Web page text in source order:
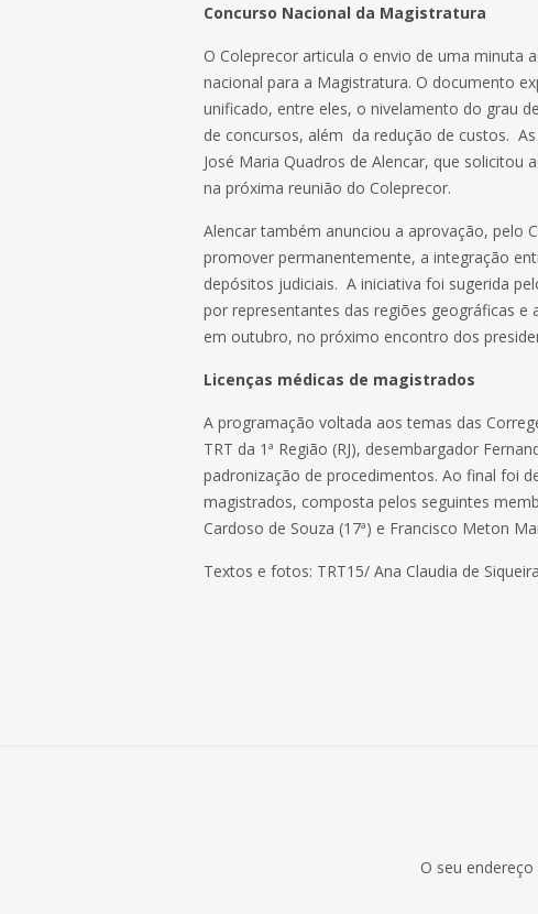
Concurso Nacional da Magistratura
O Coleprecor articula o envio de uma minuta
nacional para a Magistratura. O documento
unificado, entre eles, o nivelamento do grau
de concursos, além da redução de custos.
José Maria Quadros de Alencar, que
na próxima reunião do Coleprecor.
Alencar também anunciou a aprovação, pelo
promover permanentemente, a integração
depósitos judiciais. A iniciativa foi sugerida
por representantes das regiões geográficas e
em outubro, no próximo encontro dos
Licenças médicas de magistrados
A programação voltada aos temas das
TRT da 1ª Região (RJ), desembargador
padronização de procedimentos. Ao final foi
magistrados, composta pelos seguintes
Cardoso de Souza (17ª) e Francisco Meton
Textos e fotos: TRT15/ Ana Claudia de Siqueira
O seu